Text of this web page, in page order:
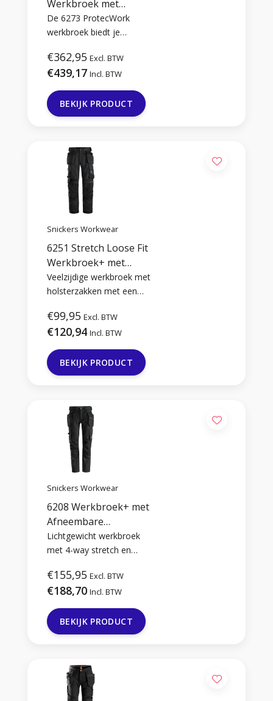
Werkbroek met
Holsterzakken
De 6273 ProtecWork
werkbroek biedt je
tegen hitte, vlammen en
vlambogen. Met 2-way
stretch, Kevlar®-
verstevigingen en handige
holsterzakken combineer
en bewegingsvrijheid.
Gecertificeerd en
duurzaam.
€362,95 Excl. BTW
€439,17 Incl. BTW
BEKIJK PRODUCT
Snickers Workwear
6251 Stretch Loose Fit
Werkbroek+ met
Holsterzakken
Veelzijdige werkbroek met
holsterzakken met een
maximaal comfort.
€99,95 Excl. BTW
€120,94 Incl. BTW
BEKIJK PRODUCT
Snickers Workwear
6208 Werkbroek+ met
Afneembare
Holsterzakken
Lichtgewicht werkbroek
met 4-way stretch en
holsterzakken.
€155,95 Excl. BTW
€188,70 Incl. BTW
BEKIJK PRODUCT